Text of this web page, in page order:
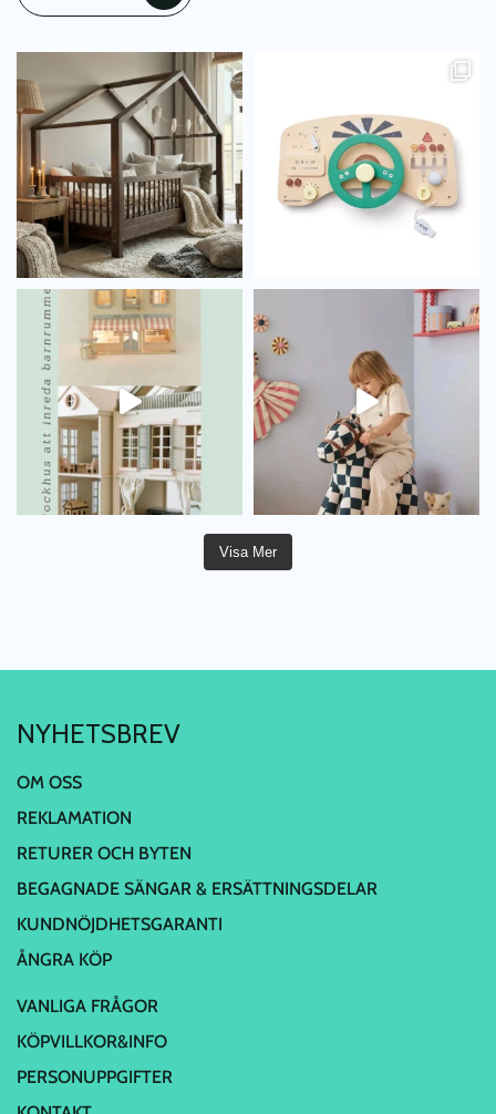
Visa Mer
NYHETSBREV
OM OSS
REKLAMATION
RETURER OCH BYTEN
BEGAGNADE SÄNGAR & ERSÄTTNINGSDELAR
KUNDNÖJDHETSGARANTI
ÅNGRA KÖP
VANLIGA FRÅGOR
KÖPVILLKOR&INFO
PERSONUPPGIFTER